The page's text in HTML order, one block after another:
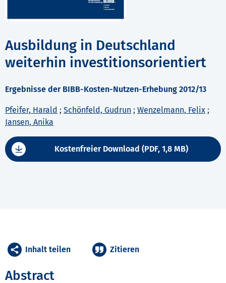
Ausbildung in Deutschland
weiterhin investitionsorientiert
Ergebnisse der BIBB-Kosten-Nutzen-Erhebung 2012/13
Pfeifer, Harald ; Schönfeld, Gudrun ; Wenzelmann, Felix ;
Jansen, Anika
Kostenfreier Download (PDF, 1,8 MB)
Abstract
Inhalt teilen Zitieren